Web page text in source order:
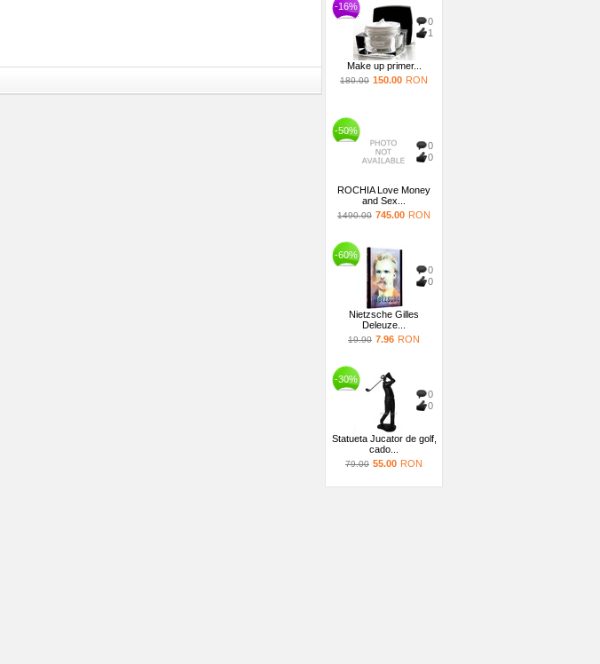
-16%
0
1
Make up primer...
180.00 150.00 RON
-50%
0
0
ROCHIA Love Money
and Sex...
1490.00 745.00 RON
-60%
0
0
Nietzsche Gilles
Deleuze...
19.90 7.96 RON
-30%
0
0
Statueta Jucator de golf,
cado...
79.00 55.00 RON